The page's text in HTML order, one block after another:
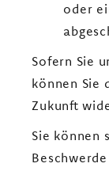
oder
Sofern Sie
können Sie
Zukunft
Sie können